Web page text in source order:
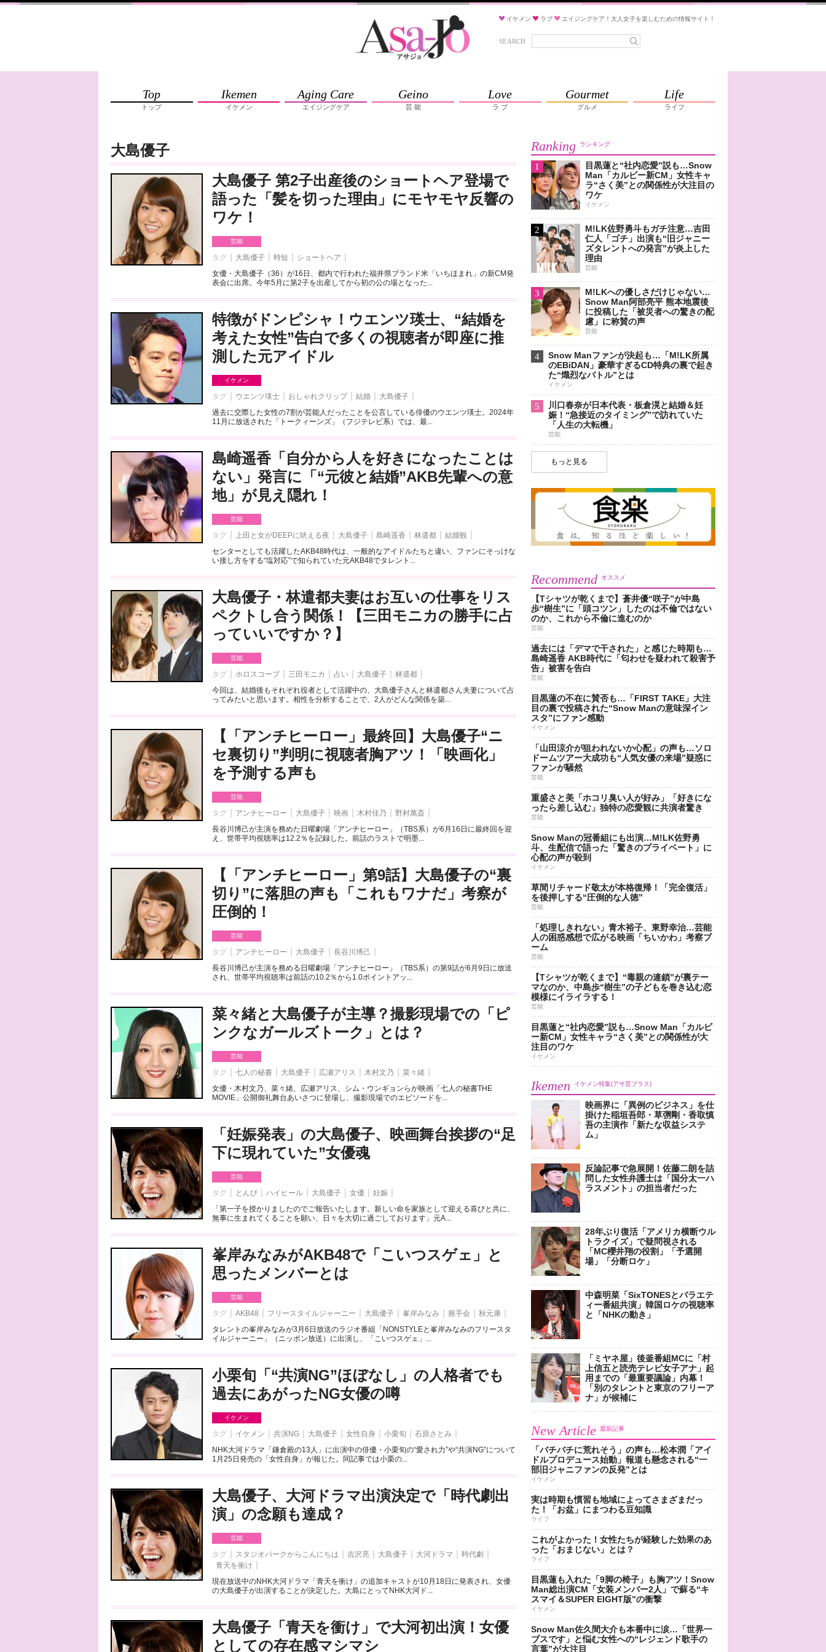
イケメン ラブ エイジングケア！大人女子を楽しむための情報サイト！
SEARCH
Top
トップ
Ikemen
イケメン
Aging Care
エイジングケア
Geino
芸 能
Love
ラ ブ
Gourmet
グルメ
Life
ライフ
大島優子
大島優子 第2子出産後のショートヘア登場で
語った「髪を切った理由」にモヤモヤ反響の
ワケ！
芸能
タグ 大島優子 時短
ショートヘア
女優・大島優子（36）が16日、都内で行われた福井県ブランド米「いちほまれ」の新CM発
表会に出席。今年5月に第2子を出産してから初の公の場となった...
特徴がドンピシャ！ウエンツ瑛士、“結婚を
考えた女性”告白で多くの視聴者が即座に推
測した元アイドル
イケメン
タグ ウエンツ瑛士 おしゃれクリップ 結婚
大島優子
過去に交際した女性の7割が芸能人だったことを公言している俳優のウエンツ瑛士。2024年
11月に放送された「トークィーンズ」（フジテレビ系）では、最...
島崎遥香「自分から人を好きになったことは
ない」発言に「“元彼と結婚”AKB先輩への意
地」が見え隠れ！
芸能
タグ 上田と女がDEEPに吠える夜 大島優子 島崎遥香 林遣都
結婚観
センターとしても活躍したAKB48時代は、一般的なアイドルたちと違い、ファンにそっけな
い接し方をする“塩対応”で知られていた元AKB48でタレント...
大島優子・林遣都夫妻はお互いの仕事をリス
ペクトし合う関係！【三田モニカの勝手に占
っていいですか？】
芸能
タグ ホロスコープ 三田モニカ 占い 大島優子
林遣都
今回は、結婚後もそれぞれ役者として活躍中の、大島優子さんと林遣都さん夫妻について占
ってみたいと思います。相性を分析することで、2人がどんな関係を築...
【「アンチヒーロー」最終回】大島優子“ニ
セ裏切り”判明に視聴者胸アツ！「映画化」
を予測する声も
芸能
タグ アンチヒーロー 大島優子 映画 木村佳乃
野村萬斎
長谷川博己が主演を務めた日曜劇場「アンチヒーロー」（TBS系）が6月16日に最終回を迎
え、世帯平均視聴率は12.2％を記録した。前話のラストで明墨...
【「アンチヒーロー」第9話】大島優子の“裏
切り”に落胆の声も「これもワナだ」考察が
圧倒的！
芸能
タグ アンチヒーロー 大島優子
長谷川博己
長谷川博己が主演を務める日曜劇場「アンチヒーロー」（TBS系）の第9話が6月9日に放送
され、世帯平均視聴率は前話の10.2％から1.0ポイントアッ...
菜々緒と大島優子が主導？撮影現場での「ピ
ンクなガールズトーク」とは？
芸能
タグ 七人の秘書 大島優子 広瀬アリス 木村文乃
菜々緒
女優・木村文乃、菜々緒、広瀬アリス、シム・ウンギョンらが映画「七人の秘書THE
MOVIE」公開御礼舞台あいさつに登場し、撮影現場でのエピソードを...
「妊娠発表」の大島優子、映画舞台挨拶の“足
下に現れていた”女優魂
芸能
タグ とんび ハイヒール 大島優子 女優
妊娠
「第一子を授かりましたのでご報告いたします。新しい命を家族として迎える喜びと共に、
無事に生まれてくることを願い、日々を大切に過ごしております」元A...
峯岸みなみがAKB48で「こいつスゲェ」と
思ったメンバーとは
芸能
タグ AKB48 フリースタイルジャーニー 大島優子 峯岸みなみ 握手会
秋元康
タレントの峯岸みなみが3月6日放送のラジオ番組「NONSTYLEと峯岸みなみのフリースタ
イルジャーニー」（ニッポン放送）に出演し、「こいつスゲェ」...
小栗旬「“共演NG”ほぼなし」の人格者でも
過去にあがったNG女優の噂
イケメン
タグ イケメン 共演NG 大島優子 女性自身 小栗旬
石原さとみ
NHK大河ドラマ「鎌倉殿の13人」に出演中の俳優・小栗旬の“愛され力”や“共演NG”について
1月25日発売の「女性自身」が報じた。同記事では小栗の...
大島優子、大河ドラマ出演決定で「時代劇出
演」の念願も達成？
芸能
タグ スタジオパークからこんにちは 吉沢亮 大島優子 大河ドラマ
時代劇
青天を衝け
現在放送中のNHK大河ドラマ「青天を衝け」の追加キャストが10月18日に発表され、女優
の大島優子が出演することが決定した。大島にとってNHK大河ド...
大島優子「青天を衝け」で大河初出演！女優
としての存在感マシマシ
Ranking ランキング
1
目黒蓮と“社内恋愛”説も…Snow
Man「カルビー新CM」女性キャ
ラ“さく美”との関係性が大注目の
ワケ
イケメン
2
M!LK佐野勇斗もガチ注意…吉田
仁人「ゴチ」出演も“旧ジャニー
ズタレントへの発言”が炎上した
理由
芸能
3
M!LKへの優しさだけじゃない…
Snow Man阿部亮平 熊本地震後
に投稿した「被災者への驚きの配
慮」に称賛の声
芸能
4
Snow Manファンが決起も…「M!LK所属
のEBiDAN」豪華すぎるCD特典の裏で起き
た“熾烈なバトル”とは
イケメン
5
川口春奈が日本代表・板倉滉と結婚＆妊
娠！“急接近のタイミング”で訪れていた
「人生の大転機」
芸能
もっと見る
Recommend オススメ
【Tシャツが乾くまで】蒼井優“咲子”が中島
歩“樹生”に「頭コツン」したのは不倫ではない
のか、これから不倫に進むのか
芸能
過去には「デマで干された」と感じた時期も…
島崎遥香 AKB時代に「匂わせを疑われて殺害予
告」被害を告白
芸能
目黒蓮の不在に賛否も…「FIRST TAKE」大注
目の裏で投稿された“Snow Manの意味深イン
スタ”にファン感動
イケメン
「山田涼介が狙われないか心配」の声も…ソロ
ドームツアー大成功も“人気女優の来場”疑惑に
ファンが騒然
芸能
重盛さと美「ホコリ臭い人が好み」「好きにな
ったら差し込む」独特の恋愛観に共演者驚き
芸能
Snow Manの冠番組にも出演…M!LK佐野勇
斗、生配信で語った「驚きのプライベート」に
心配の声が殺到
イケメン
草間リチャード敬太が本格復帰！「完全復活」
を後押しする“圧倒的な人徳”
芸能
「処理しきれない」青木裕子、東野幸治…芸能
人の困惑感想で広がる映画「ちいかわ」考察ブ
ーム
芸能
【Tシャツが乾くまで】“毒親の連鎖”が裏テー
マなのか、中島歩“樹生”の子どもを巻き込む恋
模様にイライラする！
芸能
目黒蓮と“社内恋愛”説も…Snow Man「カルビ
ー新CM」女性キャラ“さく美”との関係性が大
注目のワケ
イケメン
Ikemen イケメン特集(アサ芸プラス)
映画界に「異例のビジネス」を仕
掛けた稲垣吾郎・草彅剛・香取慎
吾の主演作「新たな収益システ
ム」
反論記事で急展開！佐藤二朗を詰
問した女性弁護士は「国分太一ハ
ラスメント」の担当者だった
28年ぶり復活「アメリカ横断ウル
トラクイズ」で疑問視される
「MC櫻井翔の役割」「予選開
場」「分断ロケ」
中森明菜「SixTONESとバラエテ
ィー番組共演」韓国ロケの視聴率
と「NHKの動き」
「ミヤネ屋」後釜番組MCに「村
上信五と読売テレビ女子アナ」起
用までの「最重要議論」内幕！
「別のタレントと東京のフリーア
ナ」が候補に
New Article 最新記事
「バチバチに荒れそう」の声も…松本潤「アイ
ドルプロデュース始動」報道も懸念される“一
部旧ジャニファンの反発”とは
イケメン
実は時期も慣習も地域によってさまざまだっ
た！「お盆」にまつわる豆知識
ライフ
これがよかった！女性たちが経験した効果のあ
った「おまじない」とは？
ライフ
目黒蓮も入れた「9脚の椅子」も胸アツ！Snow
Man総出演CM「女装メンバー2人」で蘇る“キ
スマイ＆SUPER EIGHT版”の衝撃
イケメン
Snow Man佐久間大介も本番中に涙…「世界一
ブスです」と悩む女性への“レジェンド歌手の
言葉”が大注目